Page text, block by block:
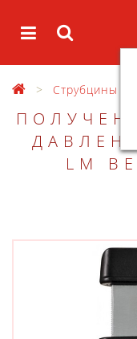
Струбцины
LM